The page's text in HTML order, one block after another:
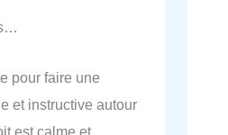
pour faire une
et instructive autour
est calme et